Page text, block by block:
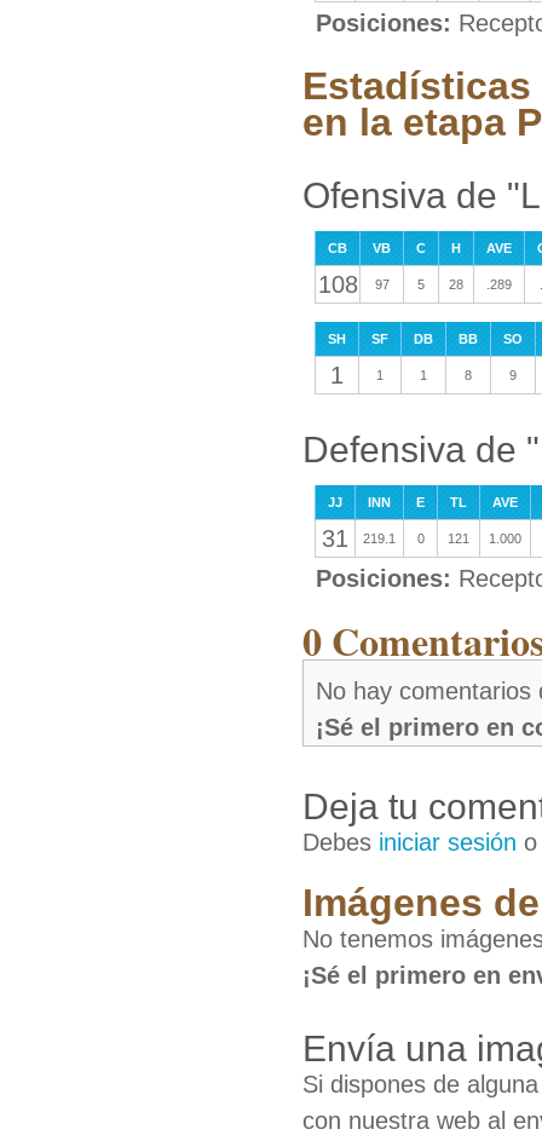
Posiciones:
Estadísticas
en la etapa
Ofensiva de
CB VB C H AVE
108 97 5 28 .289
SH SF DB BB SO
1 1 1 8 9
Defensiva de
JJ INN E TL AVE
31 219.1 0 121 1.000
Posiciones:
0
No hay comentarios
¡Sé el primero en
Deja tu
Debes iniciar sesión
Imágenes
No tenemos
¡Sé el primero en
Envía una
Si dispones de
con nuestra web al